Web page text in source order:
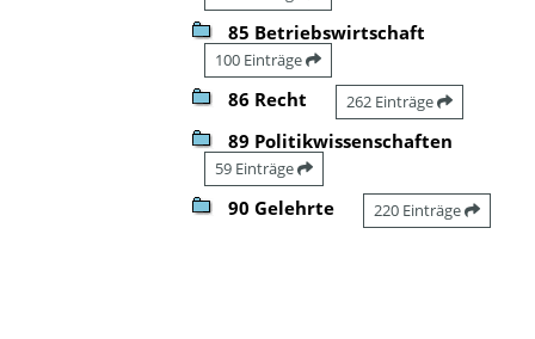
85 Betriebswirtschaft
100 Einträge
86 Recht 262 Einträge
89 Politikwissenschaften
59 Einträge
90 Gelehrte 220 Einträge